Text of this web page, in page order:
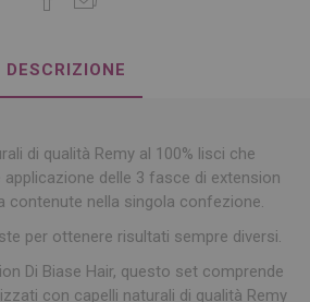
DESCRIZIONE
di qualità Remy al 100% lisci che
delle 3 fasce di extension
contenute nella singola confezione.
per ottenere risultati sempre diversi.
Di Biase Hair, questo set comprende
con capelli naturali di qualità Remy